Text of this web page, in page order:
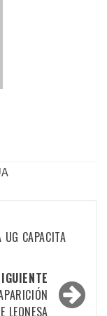
CAPACITA
LEONESA